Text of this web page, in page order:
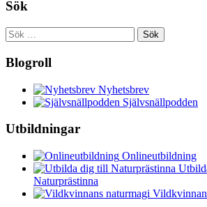
Sök
Sök
efter:
Blogroll
Nyhetsbrev
Självsnällpodden
Utbildningar
Onlineutbildning
Naturprästinna